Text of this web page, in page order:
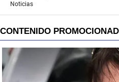
Noticias